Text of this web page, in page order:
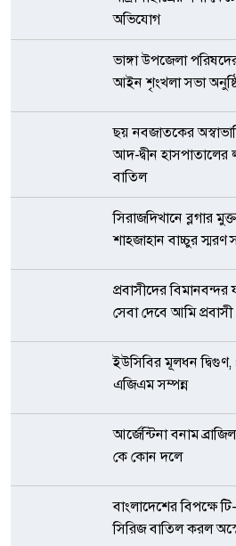
অভিযোগ
ভাঙ্গা উপজেলা
আইন শৃংখলা সভা
ছয় নবজাতকের
আদ-দ্বীন হাসপাতালের
বাতিল
সিরাজদিখানে ব্লগার
শাহজাহান বাচ্চুর স্মরণ
প্রবাসীদের বিমানবন্দর
সেবা দেবে আমি প্রবাসী
ইউসিবির মূলধন
এজিএম সম্পন্ন
আর্জেন্টিনা বনাম
কে কোন দলে
বাংলাদেশের বিপক্ষে
সিরিজ বাতিল করল